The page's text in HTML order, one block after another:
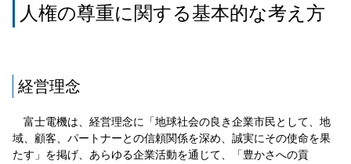
人権の尊重に関する基本的な考え方
経営理念
富士電機は、経営理念に「地球社会の良き企業市民として、地
域、顧客、パートナーとの信頼関係を深め、誠実にその使命を果
たす」を掲げ、あらゆる企業活動を通じて、「豊かさへの貢